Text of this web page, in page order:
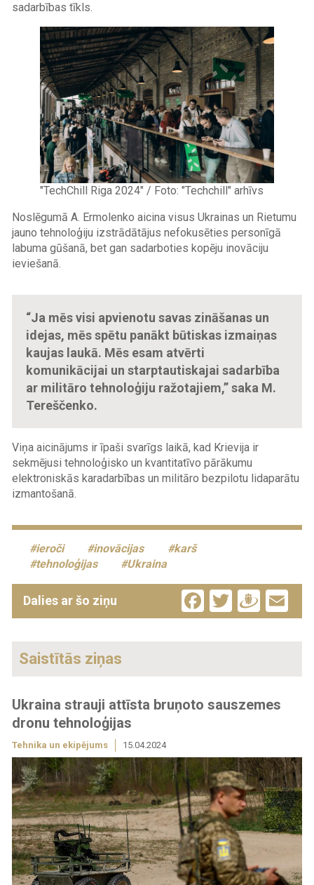
sadarbības tīkls.
Image
"TechChill Riga 2024" / Foto: "Techchill" arhīvs
Noslēgumā A. Ermolenko aicina visus Ukrainas un Rietumu
jauno tehnoloģiju izstrādātājus nefokusēties personīgā
labuma gūšanā, bet gan sadarboties kopēju inovāciju
ieviešanā.
“Ja mēs visi apvienotu savas zināšanas un
idejas, mēs spētu panākt būtiskas izmaiņas
kaujas laukā. Mēs esam atvērti
komunikācijai un starptautiskajai sadarbība
ar militāro tehnoloģiju ražotajiem,” saka M.
Tereščenko.
Viņa aicinājums ir īpaši svarīgs laikā, kad Krievija ir
sekmējusi tehnoloģisko un kvantitatīvo pārākumu
elektroniskās karadarbības un militāro bezpilotu lidaparātu
izmantošanā.
ieroči inovācijas
karš
tehnoloģijas
Ukraina
Dalies ar šo ziņu Facebook
Twitter
Saistītās ziņas
Ukraina strauji attīsta bruņoto sauszemes
dronu tehnoloģijas
Tehnika un ekipējums 15.04.2024